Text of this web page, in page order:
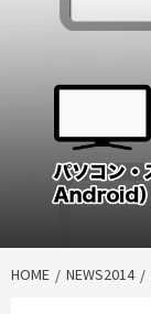
HOME NEWS2014